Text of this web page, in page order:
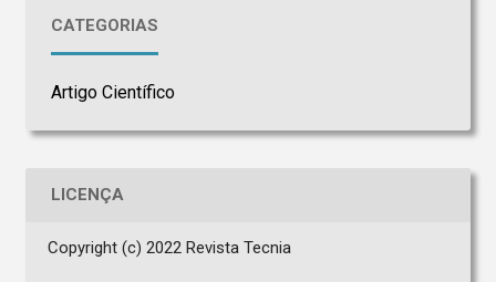
CATEGORIAS
Artigo Científico
LICENÇA
Copyright (c) 2022 Revista Tecnia